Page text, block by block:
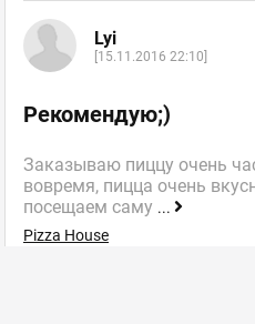
Lyi
[15.11.2016 22:10]
Рекомендую;)
Заказываю пиццу очень
вовремя, пицца очень
посещаем саму ...
Pizza House